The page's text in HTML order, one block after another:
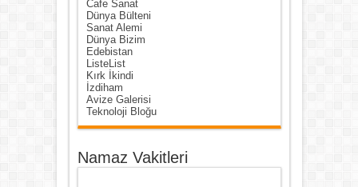
Cafe Sanat
Dünya Bülteni
Sanat Alemi
Dünya Bizim
Edebistan
ListeList
Kırk İkindi
İzdiham
Avize Galerisi
Teknoloji Bloğu
Namaz Vakitleri